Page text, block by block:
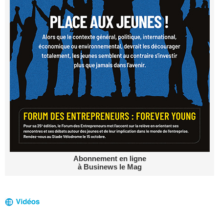
Abonnement en ligne
à Businews le Mag